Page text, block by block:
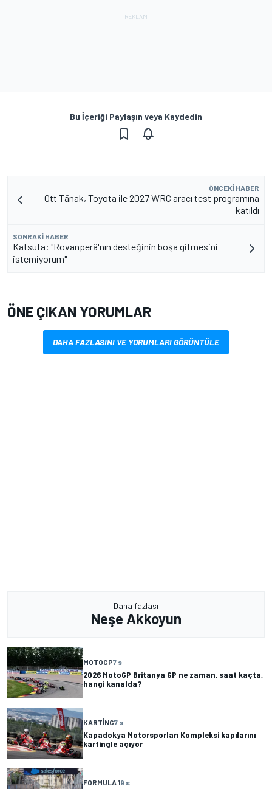
Bu İçeriği Paylaşın veya Kaydedin
ÖNCEKI HABER
Ott Tänak, Toyota ile 2027 WRC aracı test programına
katıldı
SONRAKI HABER
Katsuta: "Rovanperä'nın desteğinin boşa gitmesini
istemiyorum"
ÖNE ÇIKAN YORUMLAR
DAHA FAZLASINI VE YORUMLARI GÖRÜNTÜLE
Daha fazlası
Neşe Akkoyun
MOTOGP7 s
2026 MotoGP Britanya GP ne zaman, saat kaçta,
hangi kanalda?
KARTING7 s
Kapadokya Motorsporları Kompleksi kapılarını
kartingle açıyor
FORMULA 19 s